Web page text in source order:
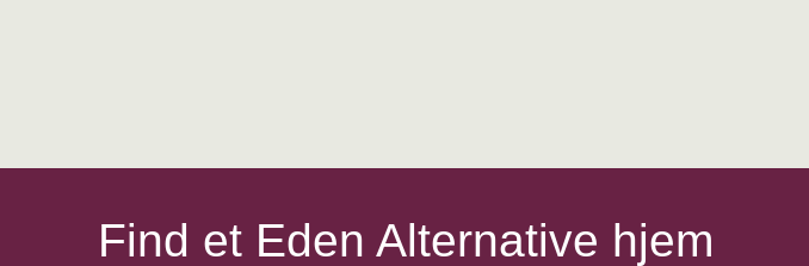
Find et Eden Alternative hjem